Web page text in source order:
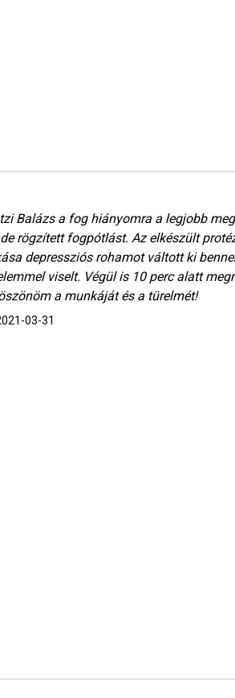
Balázs a fog hiányomra a legjobb
rögzített fogpótlást. Az elkészült
depressziós rohamot váltott ki
viselt. Végül is 10 perc alatt
a munkáját és a türelmét!
03-31